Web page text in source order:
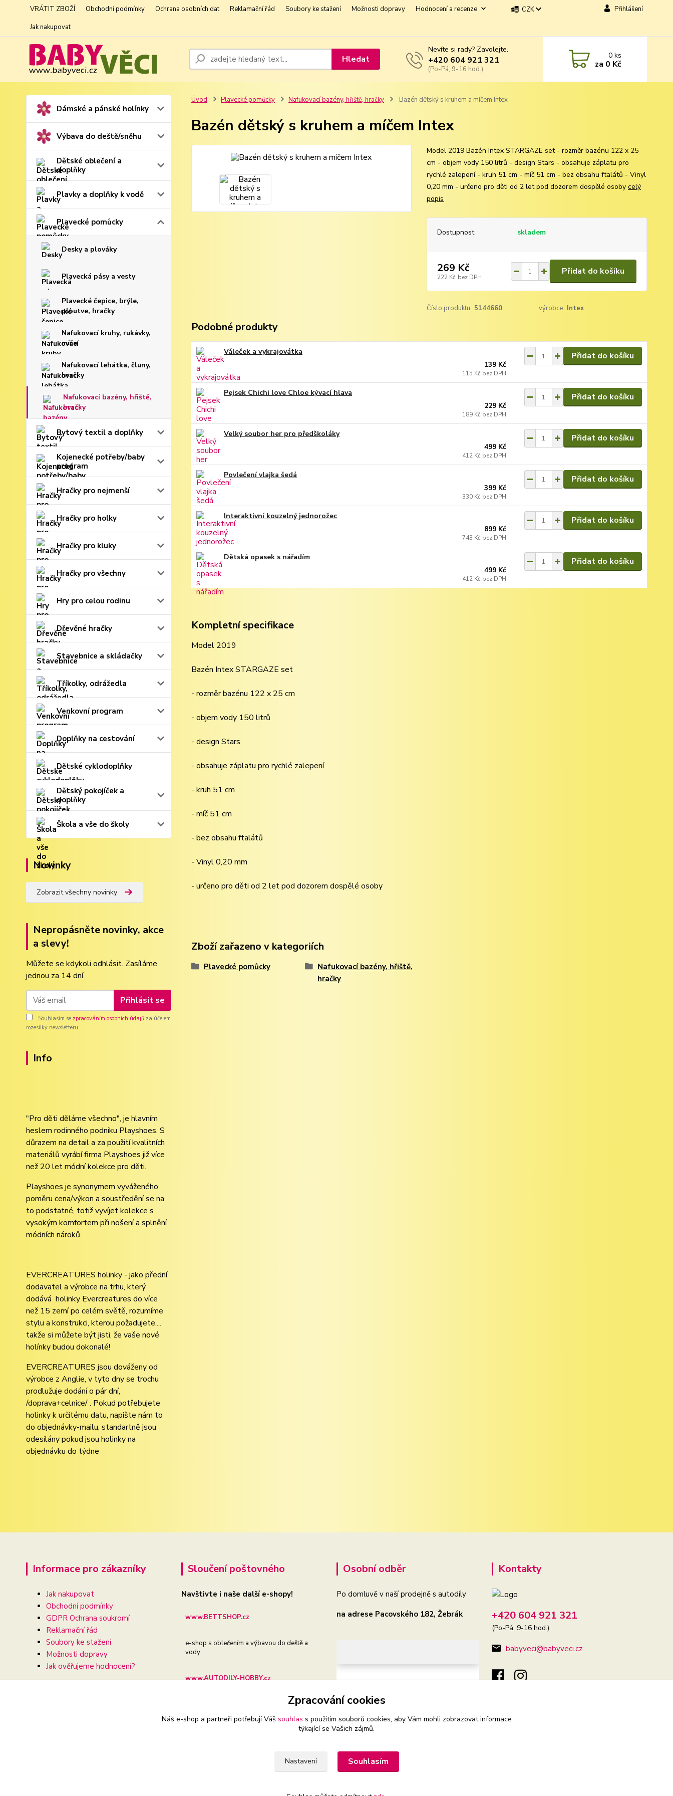
VRÁTIT ZBOŽÍ Obchodní podmínky Ochrana osobních dat Reklamační řád Soubory ke stažení Možnosti dopravy
Hodnocení a recenze
Jak nakupovat
CZK Přihlášení
Hledat
Nevíte si rady? Zavolejte.
+420 604 921 321
(Po-Pá, 9-16 hod.)
0ks
za 0 Kč
Dámské a pánské holínky
Výbava do deště/sněhu
Dětské oblečení a
doplňky
Plavky a doplňky k vodě
Plavecké pomůcky
Desky a plováky
Plavecká pásy a vesty
Plavecké čepice, brýle,
ploutve, hračky
Nafukovací kruhy, rukávky,
míče
Nafukovací lehátka, čluny,
hračky
Nafukovací bazény, hřiště,
hračky
Bytový textil a doplňky
Kojenecké potřeby/baby
program
Hračky pro nejmenší
Hračky pro holky
Hračky pro kluky
Hračky pro všechny
Hry pro celou rodinu
Dřevěné hračky
Stavebnice a skládačky
Tříkolky, odrážedla
Venkovní program
Doplňky na cestování
Dětské cyklodoplňky
Dětský pokojíček a
doplňky
Škola a vše do školy
Novinky
Zobrazit všechny novinky
Nepropásněte novinky, akce
a slevy!
Můžete se kdykoli odhlásit. Zasíláme
jednou za 14 dní.
Přihlásit se
Souhlasím se zpracováním osobních údajů za účelem
rozesílky newsletteru.
Info
"Pro děti děláme všechno", je hlavním
heslem rodinného podniku Playshoes. S
důrazem na detail a za použití kvalitních
materiálů vyrábí firma Playshoes již více
než 20 let módní kolekce pro děti.
Playshoes je synonymem vyváženého
poměru cena/výkon a soustředění se na
to podstatné, totiž vyvíjet kolekce s
vysokým komfortem při nošení a splnění
módních nároků.
EVERCREATURES holinky - jako přední
dodavatel a výrobce na trhu, který
dodává holinky Evercreatures do více
než 15 zemí po celém světě, rozumíme
stylu a konstrukci, kterou požadujete....
takže si můžete být jisti, že vaše nové
holínky budou dokonalé!
EVERCREATURES jsou dováženy od
výrobce z Anglie, v tyto dny se trochu
prodlužuje dodání o pár dní,
/doprava+celnice/ . Pokud potřebujete
holinky k určitému datu, napište nám to
do objednávky-mailu, standartně jsou
odesílány pokud jsou holinky na
objednávku do týdne
Úvod Plavecké pomůcky Nafukovací bazény, hřiště, hračky Bazén dětský s kruhem a míčem Intex
Bazén dětský s kruhem a míčem Intex
Model 2019 Bazén Intex STARGAZE set - rozměr bazénu 122 x 25
cm - objem vody 150 litrů - design Stars - obsahuje záplatu pro
rychlé zalepení - kruh 51 cm - míč 51 cm - bez obsahu ftalátů - Vinyl
0,20 mm - určeno pro děti od 2 let pod dozorem dospělé osoby celý
popis
Dostupnost skladem
269 Kč
222 Kč bez DPH
Přidat do košíku
Číslo produktu: 5144660 výrobce: Intex
Podobné produkty
Váleček a vykrajovátka
139 Kč
115 Kč bez DPH
Přidat do košíku
Pejsek Chichi love Chloe kývací hlava
229 Kč
189 Kč bez DPH
Přidat do košíku
Velký soubor her pro předškoláky
499 Kč
412 Kč bez DPH
Přidat do košíku
Povlečení vlajka šedá
399 Kč
330 Kč bez DPH
Přidat do košíku
Interaktivní kouzelný jednorožec
899 Kč
743 Kč bez DPH
Přidat do košíku
Dětská opasek s nářadím
499 Kč
412 Kč bez DPH
Přidat do košíku
Kompletní specifikace
Model 2019
Bazén Intex STARGAZE set
- rozměr bazénu 122 x 25 cm
- objem vody 150 litrů
- design Stars
- obsahuje záplatu pro rychlé zalepení
- kruh 51 cm
- míč 51 cm
- bez obsahu ftalátů
- Vinyl 0,20 mm
- určeno pro děti od 2 let pod dozorem dospělé osoby
Zboží zařazeno v kategoriích
Plavecké pomůcky
Nafukovací bazény, hřiště,
hračky
Informace pro zákazníky
Jak nakupovat
Obchodní podmínky
GDPR Ochrana soukromí
Reklamační řád
Soubory ke stažení
Možnosti dopravy
Jak ověřujeme hodnocení?
Sloučení poštovného
Navštivte i naše další e-shopy!
www.BETTSHOP.cz
e-shop s oblečením a výbavou do deště a
vody
www.AUTODILY-HOBBY.cz
e-shop pro vaše auto, dílnu i zahradu
Osobní odběr
Po domluvě v naší prodejně s autodíly
na adrese Pacovského 182, Žebrák
Kontakty
+420 604 921 321
(Po-Pá, 9-16 hod.)
babyveci@babyveci.cz
Zpracování cookies
Náš e-shop a partneři potřebují Váš souhlas s použitím souborů cookies, aby Vám mohli zobrazovat informace
týkající se Vašich zájmů.
Nastavení Souhlasím